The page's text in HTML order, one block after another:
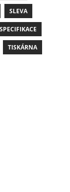
SLEVA
SPECIFIKACE
TISKÁRNA